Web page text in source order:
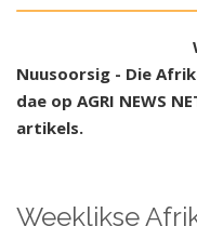
Nuusoorsig - Die
dae op AGRI NEWS
artikels.
Weeklikse